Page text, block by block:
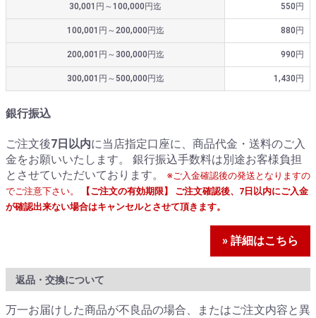
30,001円～100,000円迄 550円
100,001円～200,000円迄 880円
200,001円～300,000円迄 990円
300,001円～500,000円迄 1,430円
銀行振込
ご注文後7日以内に当店指定口座に、商品代金・送料のご入
金をお願いいたします。 銀行振込手数料は別途お客様負担
とさせていただいております。
※ご入金確認後の発送となりますの
でご注意下さい。
【ご注文の有効期限】 ご注文確認後、7日以内にご入金
が確認出来ない場合はキャンセルとさせて頂きます。
» 詳細はこちら
返品・交換について
万一お届けした商品が不良品の場合、またはご注文内容と異